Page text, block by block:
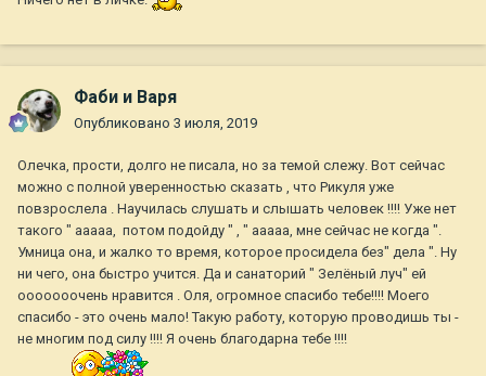
Фаби и Варя
Опубликовано 3 июля, 2019
Олечка, прости, долго не писала, но за темой слежу. Вот сейчас
можно с полной уверенностью сказать , что Рикуля уже
повзрослела . Научилась слушать и слышать человек !!!! Уже нет
такого " ааааа, потом подойду " , " ааааа, мне сейчас не когда ".
Умница она, и жалко то время, которое просидела без" дела ". Ну
ни чего, она быстро учится. Да и санаторий " Зелёный луч" ей
ооооооочень нравится . Оля, огромное спасибо тебе!!!! Моего
спасибо - это очень мало! Такую работу, которую проводишь ты -
не многим под силу !!!! Я очень благодарна тебе !!!!